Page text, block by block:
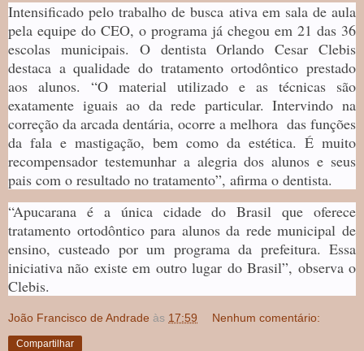
Intensificado pelo trabalho de busca ativa em sala de aula
pela equipe do CEO, o programa já chegou em 21 das 36
escolas municipais. O dentista Orlando Cesar Clebis
destaca a qualidade do tratamento ortodôntico prestado
aos alunos. “O material utilizado e as técnicas são
exatamente iguais ao da rede particular. Intervindo na
correção da arcada dentária, ocorre a melhora das funções
da fala e mastigação, bem como da estética. É muito
recompensador testemunhar a alegria dos alunos e seus
pais com o resultado no tratamento”, afirma o dentista.
“Apucarana é a única cidade do Brasil que oferece
tratamento ortodôntico para alunos da rede municipal de
ensino, custeado por um programa da prefeitura. Essa
iniciativa não existe em outro lugar do Brasil”, observa o
Clebis.
João Francisco de Andrade às 17:59 Nenhum comentário:
Compartilhar